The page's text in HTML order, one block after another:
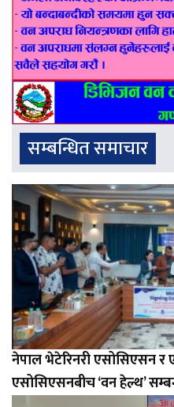
सम्बन्धित समाचार
नेपाल भेटेरिनरी एसोसिएसन र
एसोसिएसनबीच ‘वन हेल्थ’